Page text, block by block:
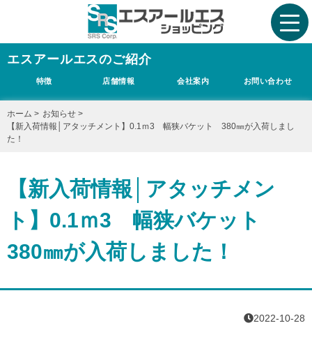
エスアールエスのご紹介
特徴 店舗情報 会社案内 お問い合わせ
ホーム > お知らせ >
【新入荷情報│アタッチメント】0.1ｍ3 幅狭バケット 380㎜が入荷しまし
た！
【新入荷情報│アタッチメン
ト】0.1ｍ3 幅狭バケット
380㎜が入荷しました！
2022-10-28